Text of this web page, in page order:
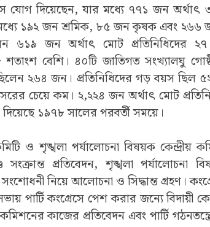
যোগ দিয়েছেন, যার মধ্যে ৭৭১ জন
১৯২ জন শ্রমিক, ৮৫ জন কৃষক এবং ২৬৬
৬১৯ জন অর্থাৎ মোট প্রতিনিধিদের
বেশি। ৪০টি জাতিগত সংখ্যালঘু
২৬৪ জন। প্রতিনিধিদের গড় বয়স ছিল
চেয়ে কম। ২,২২৪ জন অর্থাৎ মোট
১৯৭৮ সালের পরবর্তী সময়ে।
ও শৃঙ্খলা পর্যালোচনা বিষয়ক কেন্দ্রীয়
প্রতিবেদন, শৃঙ্খলা পর্যালোচনা
সংশোধনী নিয়ে আলোচনা ও সিদ্ধান্ত গ্রহণ।
পার্টি কংগ্রেসে পেশ করার জন্যে বিদায়ী
কাজের প্রতিবেদন এবং পার্টি